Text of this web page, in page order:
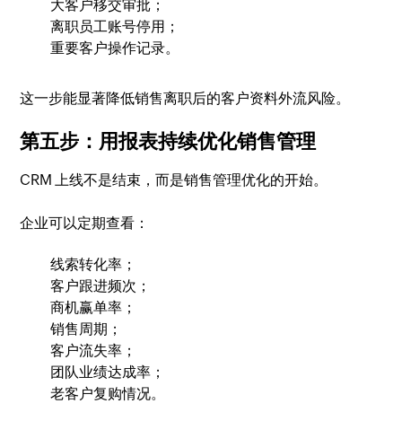
大客户移交审批；
离职员工账号停用；
重要客户操作记录。
这一步能显著降低销售离职后的客户资料外流风险。
第五步：用报表持续优化销售管理
CRM 上线不是结束，而是销售管理优化的开始。
企业可以定期查看：
线索转化率；
客户跟进频次；
商机赢单率；
销售周期；
客户流失率；
团队业绩达成率；
老客户复购情况。